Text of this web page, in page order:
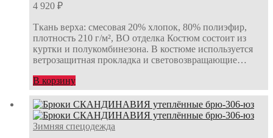
4 920 ₽
Ткань верха: смесовая 20% хлопок, 80% полиэфир,
плотность 210 г/м², ВО отделка Костюм состоит из
куртки и полукомбинезона. В костюме используется
ветрозащитная прокладка и световозвращающие…
В корзину
Зимняя спецодежда